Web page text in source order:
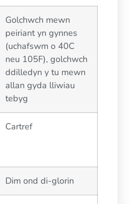
Golchwch mewn
peiriant yn gynnes
(uchafswm o 40C
neu 105F), golchwch
ddilledyn y tu mewn
allan gyda lliwiau
tebyg
Cartref
Dim ond di-glorin